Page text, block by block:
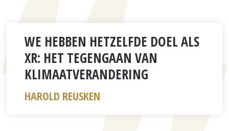
WE HEBBEN HETZELFDE DOEL ALS
XR: HET TEGENGAAN VAN
KLIMAATVERANDERING
HAROLD REUSKEN